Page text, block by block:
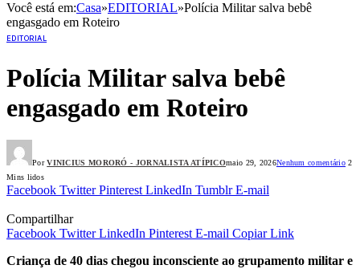
Você está em:Casa»EDITORIAL»Polícia Militar salva bebê
engasgado em Roteiro
EDITORIAL
Polícia Militar salva bebê
engasgado em Roteiro
Por VINICIUS MORORÓ - JORNALISTA ATÍPICOmaio 29, 2026Nenhum comentário 2
Mins lidos
Facebook Twitter Pinterest LinkedIn Tumblr E-mail
Compartilhar
Facebook Twitter LinkedIn Pinterest E-mail Copiar Link
Criança de 40 dias chegou inconsciente ao grupamento militar e